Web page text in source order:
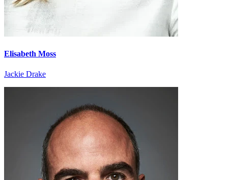
Elisabeth Moss
Jackie Drake